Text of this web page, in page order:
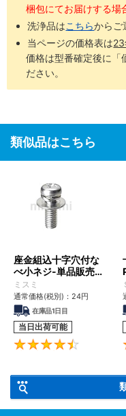
梱包にてお届けする場
洗浄品はこちらからご
当ページの価格表は
価格は型番確定後に「
ださい。
類似品はこちら
座金組込十字穴付な
べ小ネジ-単品販売
－
ミスミ
通常価格(税別)： 24円
在庫品1日目
当日出荷可能